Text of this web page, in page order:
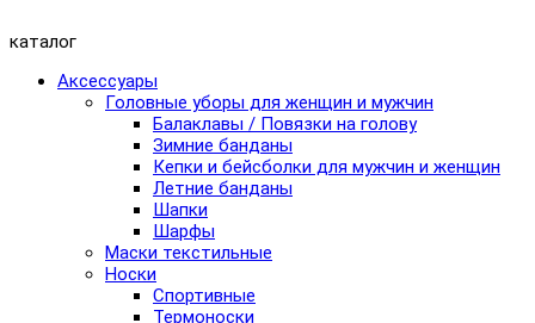
каталог
Аксессуары
Головные уборы для женщин и мужчин
Балаклавы / Повязки на голову
Зимние банданы
Кепки и бейсболки для мужчин и женщин
Летние банданы
Шапки
Шарфы
Маски текстильные
Носки
Спортивные
Термоноски